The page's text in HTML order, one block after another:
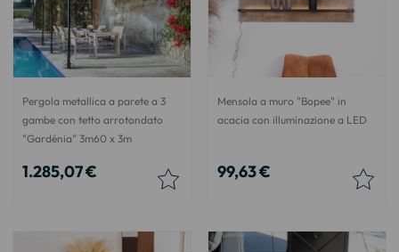
Pergola metallica a parete a 3
gambe con tetto arrotondato
"Gardénia" 3m60 x 3m
1.285,07 €
Mensola a muro "Bopee" in
acacia con illuminazione a LED
99,63 €